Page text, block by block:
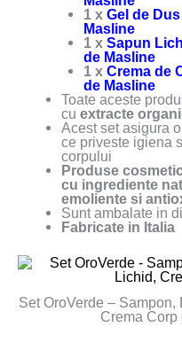
1 x Gel de
Masline
1 x Sapun
de Masline
1 x Crema de
de Masline
Toate aceste
cuextracte
Acest set asigura
ce priveste igiena
corpului
Produse
cu ingrediente
emoliente si
Sunt ambalate in
Fabricate in Italia
Set OroVerde –
Crema